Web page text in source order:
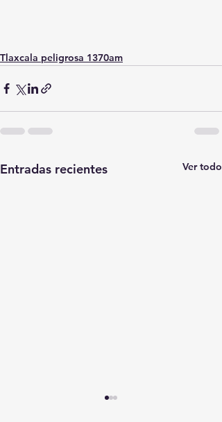
Tlaxcala peligrosa 1370am
Entradas recientes Ver todo